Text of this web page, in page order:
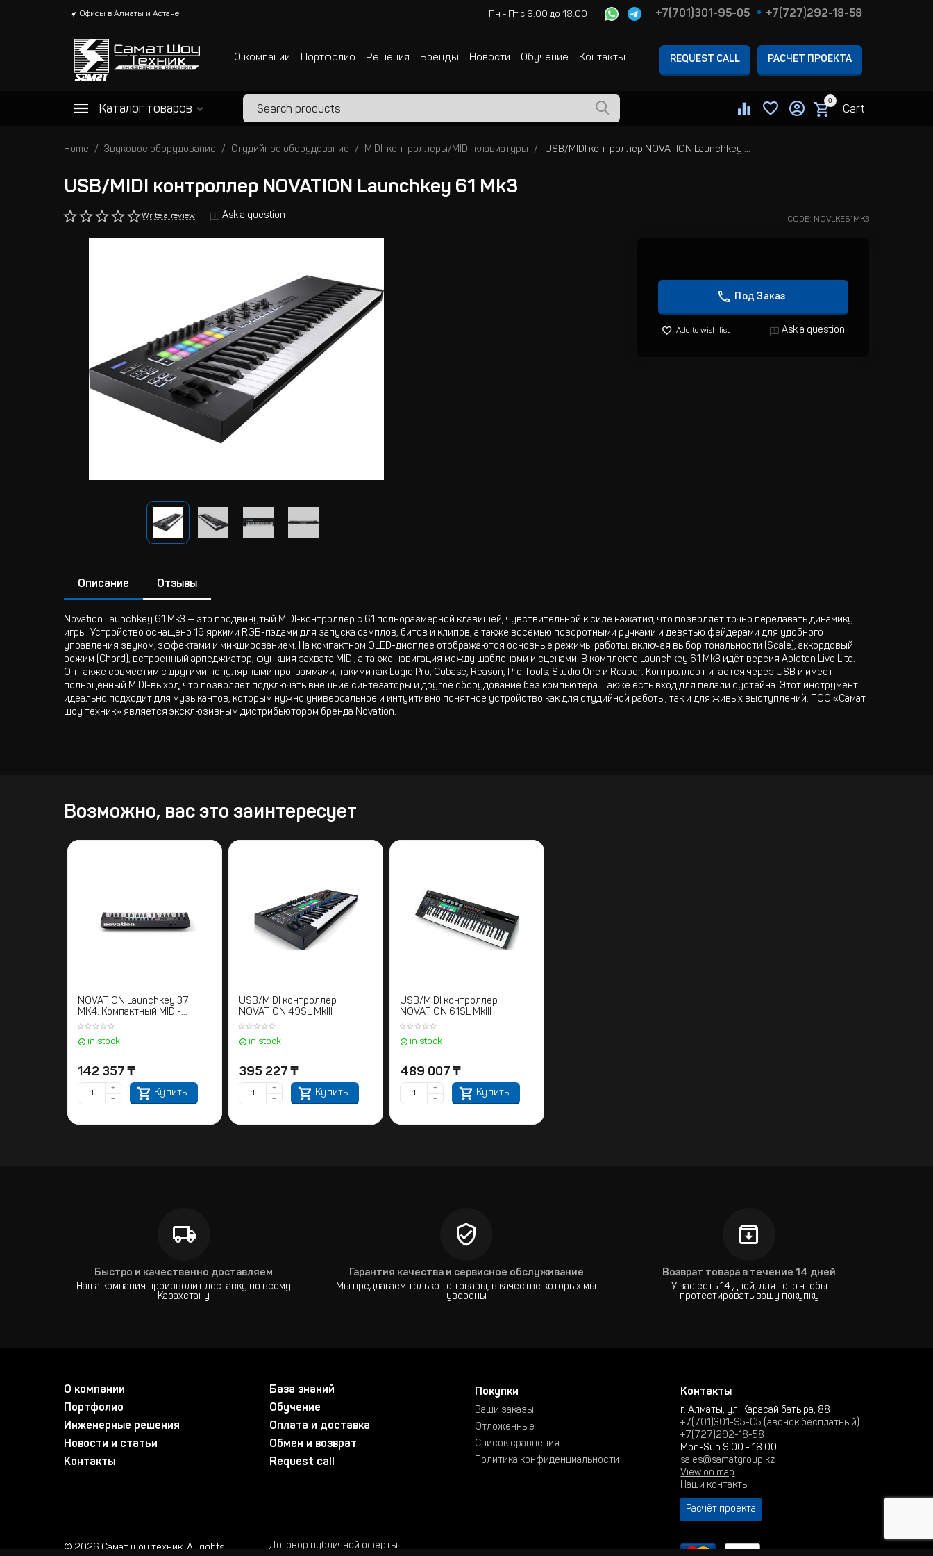
Офисы в Алматы и Астане Пн - Пт с 9:00 до 18:00 +7(701)301-95-05 +7(727)292-18-58
О компании Портфолио Решения Бренды Новости Обучение Контакты REQUEST CALL РАСЧЁТ ПРОЕКТА
Каталог товаров
0
Cart
Home Звуковое оборудование Студийное оборудование MIDI-контроллеры/MIDI-клавиатуры USB/MIDI контроллер NOVATION Launchkey 61 Mk3
USB/MIDI контроллер NOVATION Launchkey 61 Mk3
Write a review Ask a question CODE: NOVLKE61MK3
Под Заказ
Add to wish list Ask a question
Описание Отзывы
Novation Launchkey 61 Mk3 — это продвинутый MIDI-контроллер с 61 полноразмерной клавишей, чувствительной к силе нажатия, что позволяет точно передавать динамику
игры. Устройство оснащено 16 яркими RGB-пэдами для запуска сэмплов, битов и клипов, а также восемью поворотными ручками и девятью фейдерами для удобного
управления звуком, эффектами и микшированием. На компактном OLED-дисплее отображаются основные режимы работы, включая выбор тональности (Scale), аккордовый
режим (Chord), встроенный арпеджиатор, функция захвата MIDI, а также навигация между шаблонами и сценами. В комплекте Launchkey 61 Mk3 идёт версия Ableton Live Lite.
Он также совместим с другими популярными программами, такими как Logic Pro, Cubase, Reason, Pro Tools, Studio One и Reaper. Контроллер питается через USB и имеет
полноценный MIDI-выход, что позволяет подключать внешние синтезаторы и другое оборудование без компьютера. Также есть вход для педали сустейна. Этот инструмент
идеально подходит для музыкантов, которым нужно универсальное и интуитивно понятное устройство как для студийной работы, так и для живых выступлений. ТОО «Самат
шоу техник» является эксклюзивным дистрибьютором бренда Novation.
Возможно, вас это заинтересует
NOVATION Launchkey 37
MK4. Компактный MIDI-
контроллер с 37 клавишами
и USB-подключением
in stock
142 357 ₸
Купить
+
−
USB/MIDI контроллер
NOVATION 49SL MkIII
in stock
395 227 ₸
Купить
+
−
USB/MIDI контроллер
NOVATION 61SL MkIII
in stock
489 007 ₸
Купить
+
−
Быстро и качественно доставляем
Наша компания производит доставку по всему
Казахстану
Гарантия качества и сервисное обслуживание
Мы предлагаем только те товары, в качестве которых мы
уверены
Возврат товара в течение 14 дней
У вас есть 14 дней, для того чтобы
протестировать вашу покупку
О компании
Портфолио
Инженерные решения
Новости и статьи
Контакты
База знаний
Обучение
Оплата и доставка
Обмен и возврат
Request call
Покупки
Ваши заказы
Отложенные
Список сравнения
Политика конфиденциальности
Контакты
г. Алматы, ул. Карасай батыра, 88
+7(701)301-95-05 (звонок бесплатный)
+7(727)292-18-58
Mon-Sun 9.00 - 18.00
sales@samatgroup.kz
View on map
Наши контакты
Расчёт проекта
© 2026 Самат шоу техник. All rights
Договор публичной оферты